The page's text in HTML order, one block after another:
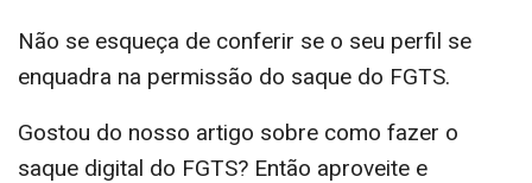
Não se esqueça de conferir se o seu perfil se
enquadra na permissão do saque do FGTS.
Gostou do nosso artigo sobre como fazer o
saque digital do FGTS? Então aproveite e